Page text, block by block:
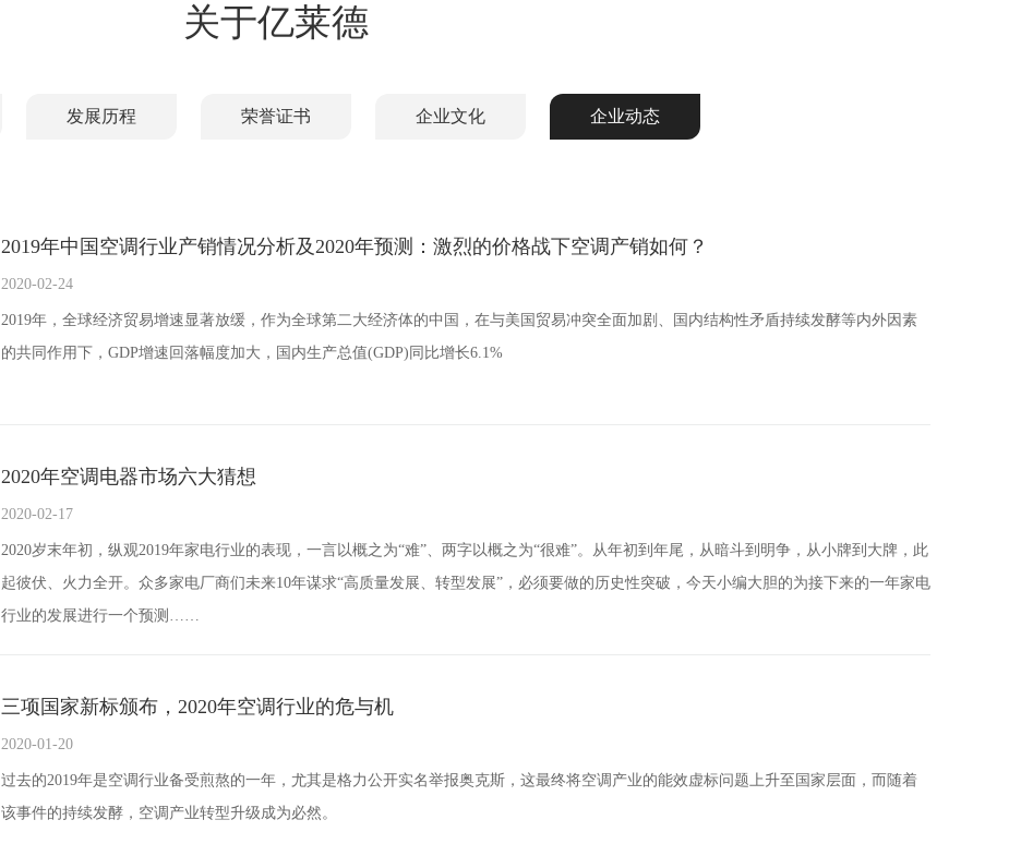
关于亿莱德
发展历程 荣誉证书 企业文化 企业动态
2019年中国空调行业产销情况分析及2020年预测：激烈的价格战下空调产销如何？
2020-02-24
2019年，全球经济贸易增速显著放缓，作为全球第二大经济体的中国，在与美国贸易冲突全面加剧、国内结构性矛盾持续发酵等内外因素
的共同作用下，GDP增速回落幅度加大，国内生产总值(GDP)同比增长6.1%
2020年空调电器市场六大猜想
2020-02-17
2020岁末年初，纵观2019年家电行业的表现，一言以概之为“难”、两字以概之为“很难”。从年初到年尾，从暗斗到明争，从小牌到大牌，此
起彼伏、火力全开。众多家电厂商们未来10年谋求“高质量发展、转型发展”，必须要做的历史性突破，今天小编大胆的为接下来的一年家电
行业的发展进行一个预测……
三项国家新标颁布，2020年空调行业的危与机
2020-01-20
过去的2019年是空调行业备受煎熬的一年，尤其是格力公开实名举报奥克斯，这最终将空调产业的能效虚标问题上升至国家层面，而随着
该事件的持续发酵，空调产业转型升级成为必然。